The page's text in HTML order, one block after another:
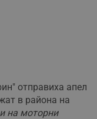
отправиха апел
в района на
на моторни